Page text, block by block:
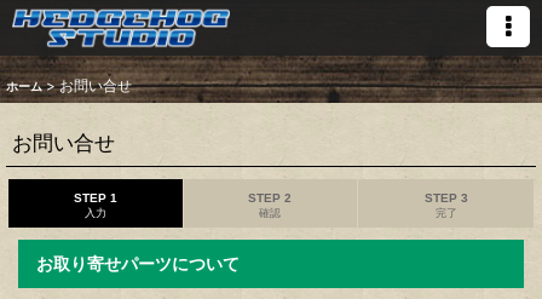
ホーム > お問い合せ
お問い合せ
STEP 1
入力
STEP 2
確認
STEP 3
完了
お取り寄せパーツについて